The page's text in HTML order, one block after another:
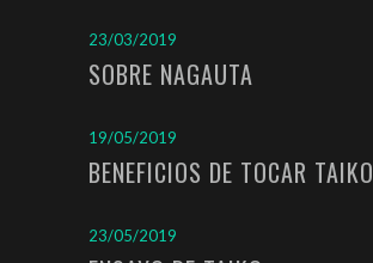
23/03/2019
SOBRE NAGAUTA
19/05/2019
BENEFICIOS DE TOCAR TAIKO
23/05/2019